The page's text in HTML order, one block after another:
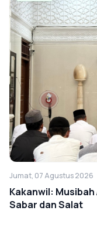
Jumat, 07 Agustus 2026
Kakanwil:
Sabar dan Salat